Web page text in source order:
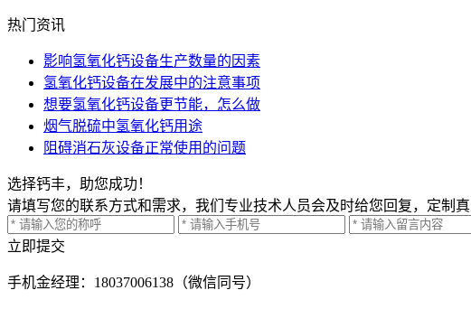
热门资讯
影响氢氧化钙设备生产数量的因素
氢氧化钙设备在发展中的注意事项
想要氢氧化钙设备更节能，怎么做
烟气脱硫中氢氧化钙用途
阻碍消石灰设备正常使用的问题
选择钙丰，助您成功！
请填写您的联系方式和需求，我们专业技术人员会及时给您回复，定制真
立即提交
手机金经理：18037006138（微信同号）